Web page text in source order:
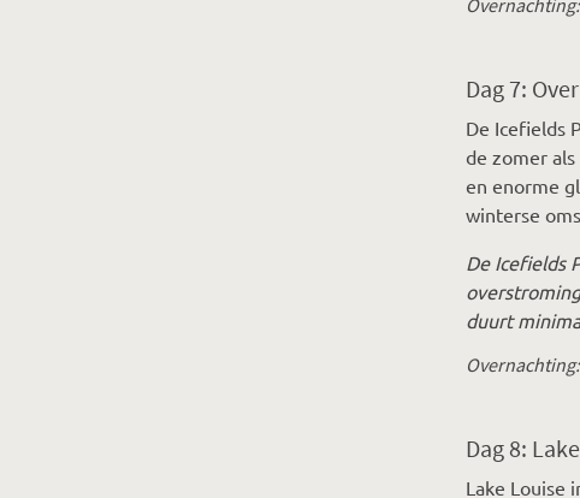
Dag 7:
De Icefields
de zomer
en enorme
winterse
De Icefields
duurt
Dag 8:
Lake Louise